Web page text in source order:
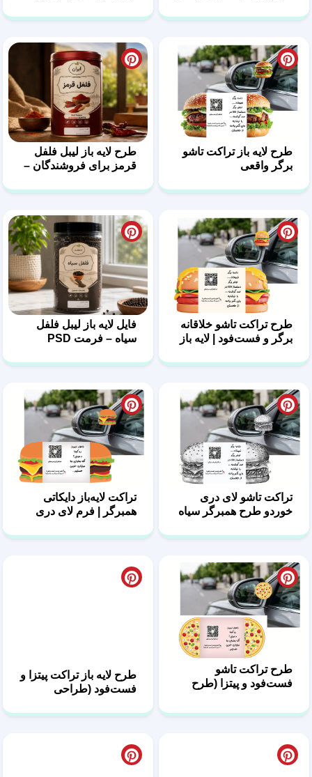
طرح لایه باز تراکت تاشو
برگر واقعی
طرح لایه باز لیبل فلفل
قرمز برای فروشندگان –
طرح تراکت تاشو خلاقانه
برگر و فست‌فود | لایه باز
فایل لایه باز لیبل فلفل
سیاه – فرمت PSD
تراکت تاشو لای دری
خوردو طرح همبرگر سیاه
تراکت لایه‌باز دایکاتی
همبرگر | فرم لای دری
طرح تراکت تاشو
فست‌فود و پیتزا (طرح
طرح لایه باز تراکت پیتزا و
فست‌فود (طراحی